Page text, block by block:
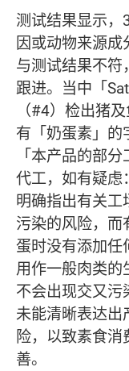
测试结果显示
因或动物来源
与测试结果不符
跟进。当中「
（#4）检出猪
有「奶蛋素」的
「本产品的部
代工，如有疑虑
明确指出有关工
污染的风险，而
蛋时没有添加任
用作一般肉类的
不会出现交又污
未能清晰表达出
险，以致素食
善。